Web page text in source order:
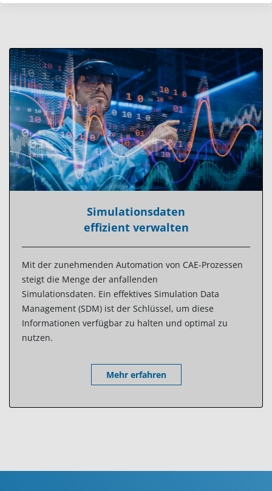
Simulationsdaten
effizient verwalten
Mit der zunehmenden Automation von CAE-Prozessen
steigt die Menge der anfallenden
Simulationsdaten. Ein effektives Simulation Data
Management (SDM) ist der Schlüssel, um diese
Informationen verfügbar zu halten und optimal zu
nutzen.
Mehr erfahren